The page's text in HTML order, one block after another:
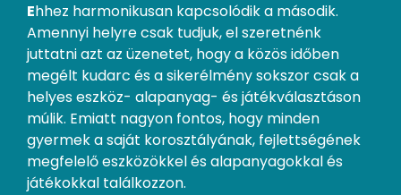
Ehhez harmonikusan kapcsolódik a második.
Amennyi helyre csak tudjuk, el szeretnénk
juttatni azt az üzenetet, hogy a közös időben
megélt kudarc és a sikerélmény sokszor csak a
helyes eszköz- alapanyag- és játékválasztáson
múlik. Emiatt nagyon fontos, hogy minden
gyermek a saját korosztályának, fejlettségének
megfelelő eszközökkel és alapanyagokkal és
játékokkal találkozzon.